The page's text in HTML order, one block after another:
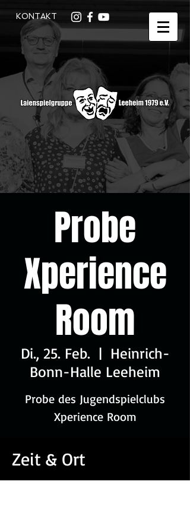
KONTAKT
Probe
Xperience
Room
Di., 25. Feb.
  |
Heinrich-
Bonn-Halle Leeheim
Probe des Jugendspielclubs
Xperience Room
Zeit & Ort